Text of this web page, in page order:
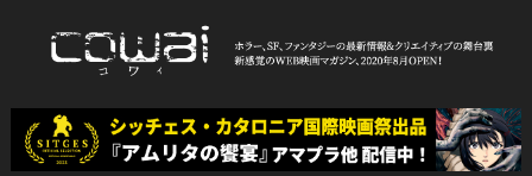
WEB映画マガジン「cowai コ
ワイ」